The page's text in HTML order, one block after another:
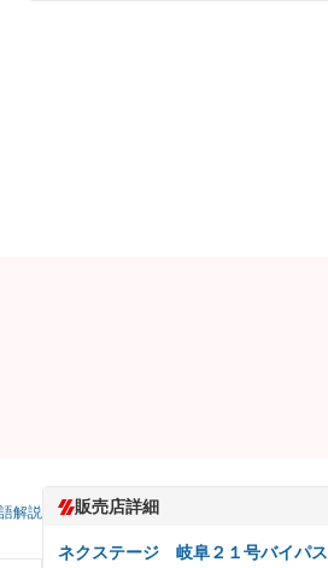
解説 販売店詳細
ネクステージ 岐阜２１号バイパス